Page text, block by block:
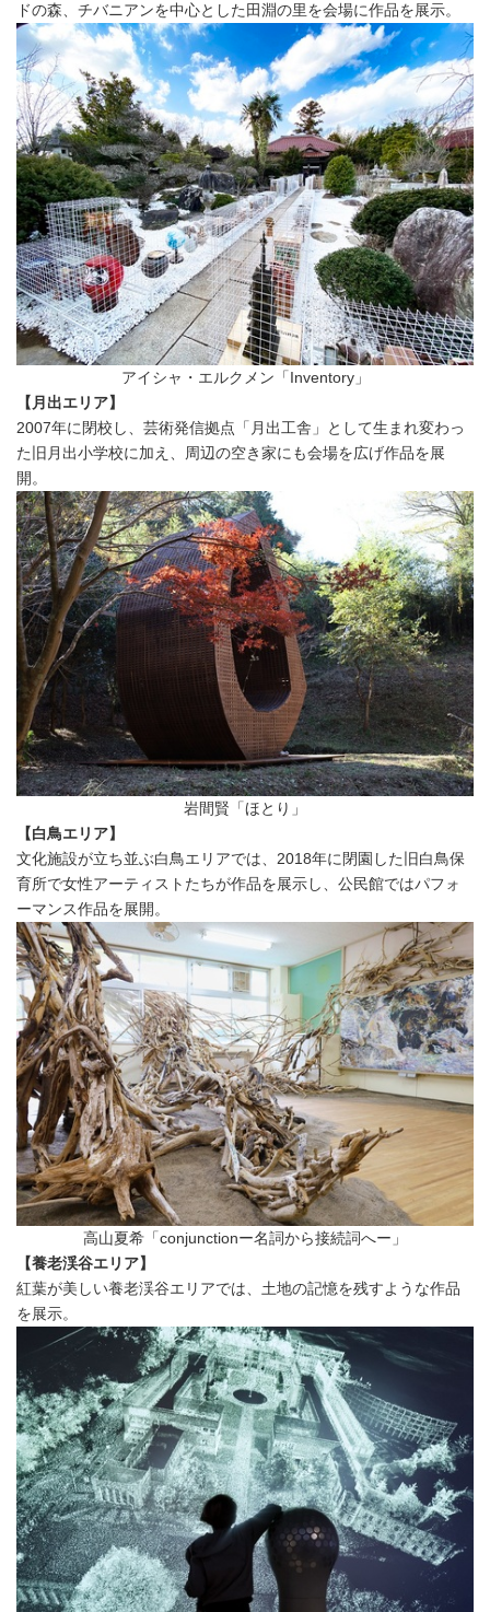
ドの森、チバニアンを中心とした田淵の里を会場に作品を展示。
アイシャ・エルクメン「Inventory」
【月出エリア】
2007年に閉校し、芸術発信拠点「月出工舎」として生まれ変わっ
た旧月出小学校に加え、周辺の空き家にも会場を広げ作品を展
開。
岩間賢「ほとり」
【白鳥エリア】
文化施設が立ち並ぶ白鳥エリアでは、2018年に閉園した旧白鳥保
育所で女性アーティストたちが作品を展示し、公民館ではパフォ
ーマンス作品を展開。
高山夏希「conjunctionー名詞から接続詞へー」
【養老渓谷エリア】
紅葉が美しい養老渓谷エリアでは、土地の記憶を残すような作品
を展示。